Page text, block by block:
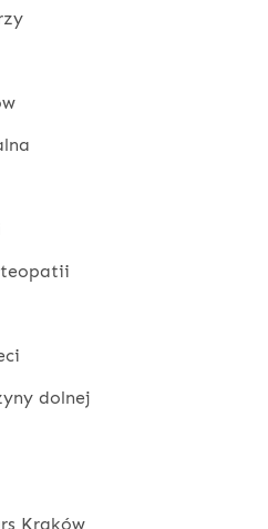
dolnej
Kraków